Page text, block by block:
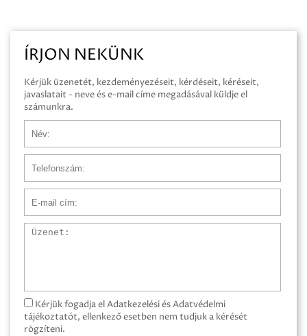
ÍRJON NEKÜNK
Kérjük üzenetét, kezdeményezéseit, kérdéseit, kéréseit,
javaslatait - neve és e-mail címe megadásával küldje el
számunkra.
Üzenet
Kérjük fogadja el Adatkezelési és Adatvédelmi
tájékoztatót, ellenkező esetben nem tudjuk a kérését
rögzíteni.